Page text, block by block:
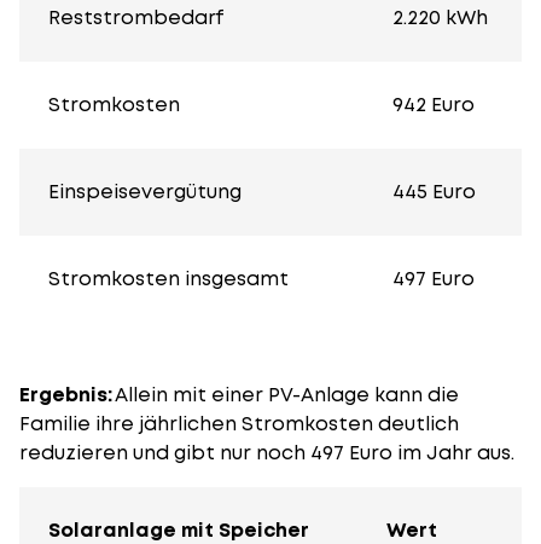
Reststrombedarf 2.220 kWh
Stromkosten 942 Euro
Einspeisevergütung 445 Euro
Stromkosten insgesamt 497 Euro
Ergebnis:Allein mit einer PV-Anlage kann die
Familie ihre jährlichen Stromkosten deutlich
reduzieren und gibt nur noch 497 Euro im Jahr aus.
Solaranlage mit Speicher Wert